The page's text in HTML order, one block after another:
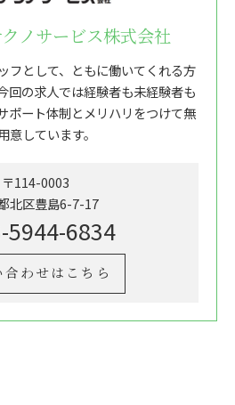
ノサービス株式会社
フとして、ともに働いてくれる方
回の求人では経験者も未経験者も
ポート体制とメリハリをつけて無
しています。
〒114-0003
北区豊島6-7-17
5944-6834
合わせはこちら